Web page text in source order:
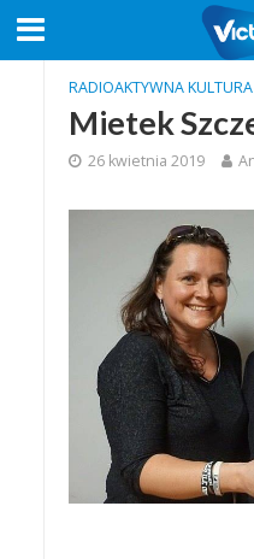
RADIOAKTYWNA KULTURA
Mietek
26 kwietnia 2019